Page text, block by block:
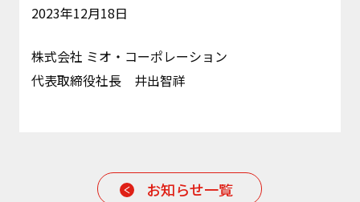
2023年12月18日
株式会社 ミオ・コーポレーション
代表取締役社長 井出智祥
お知らせ一覧